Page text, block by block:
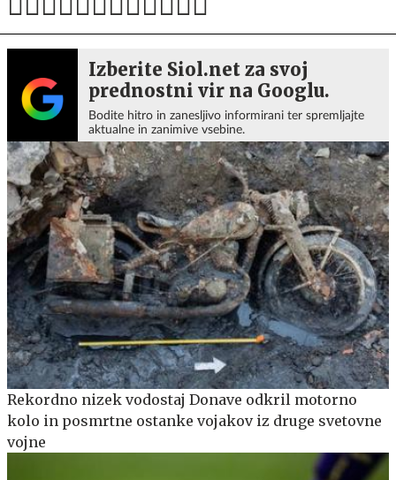
Izberite Siol.net za svoj
prednostni vir na Googlu.
Bodite hitro in zanesljivo informirani ter spremljajte
aktualne in zanimive vsebine.
Rekordno nizek vodostaj Donave odkril motorno
kolo in posmrtne ostanke vojakov iz druge svetovne
vojne